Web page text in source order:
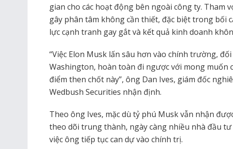
gian cho các hoạt động bên ngoài công ty. Tham
gây phân tâm không cần thiết, đặc biệt trong bối
lực cạnh tranh gay gắt và kết quả kinh doanh
“Việc Elon Musk lấn sâu hơn vào chính trường,
Washington, hoàn toàn đi ngược với mong muốn
điểm then chốt này”, ông Dan Ives, giám đốc
Wedbush Securities nhận định.
Theo ông Ives, mặc dù tỷ phú Musk vẫn nhận
theo dõi trung thành, ngày càng nhiều nhà đầu
việc ông tiếp tục can dự vào chính trị.